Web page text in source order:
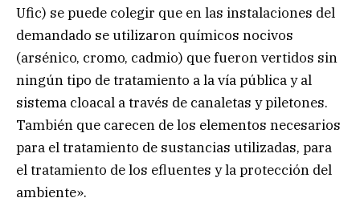
Ufic) se puede colegir que en las instalaciones del
demandado se utilizaron químicos nocivos
(arsénico, cromo, cadmio) que fueron vertidos sin
ningún tipo de tratamiento a la vía pública y al
sistema cloacal a través de canaletas y piletones.
También que carecen de los elementos necesarios
para el tratamiento de sustancias utilizadas, para
el tratamiento de los efluentes y la protección del
ambiente».